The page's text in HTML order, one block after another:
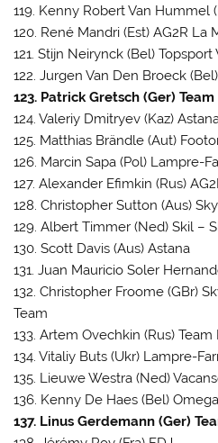
119. Kenny Robert Van Hummel
120. René Mandri (Est) AG2R La
121. Stijn Neirynck (Bel)
122. Jurgen Van Den Broeck
123. Patrick Gretsch (Ger)
124. Valeriy Dmitryev (Kaz)
125. Matthias Brändle (Aut)
126. Marcin Sapa (Pol) Lampre-
127. Alexander Efimkin (Rus)
128. Christopher Sutton (Aus)
129. Albert Timmer (Ned) Skil –
130. Scott Davis (Aus) Astana
131. Juan Mauricio Soler
132. Christopher Froome (GBr)
Team
133. Artem Ovechkin (Rus) Team
134. Vitaliy Buts (Ukr) Lampre-
135. Lieuwe Westra (Ned)
136. Kenny De Haes (Bel)
137. Linus Gerdemann (Ger)